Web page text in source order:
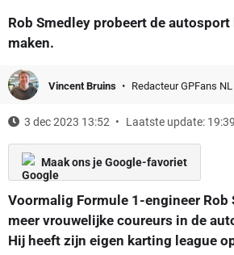
Rob Smedley probeert de
maken.
Vincent Bruins Redacteur GPFans NL
3 dec 2023 13:52 Laatste update: 19:39
Maak ons je Google-favoriet
Voormalig Formule 1-engineer Rob
meer vrouwelijke coureurs in de
Hij heeft zijn eigen karting league